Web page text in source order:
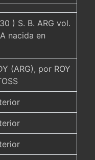
) S. B. ARG vol.
nacida en
(ARG), por ROY